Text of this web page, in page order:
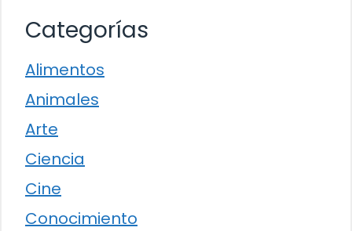
Categorías
Alimentos
Animales
Arte
Ciencia
Cine
Conocimiento